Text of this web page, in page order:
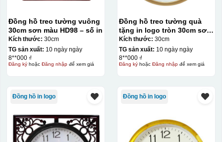
Đồng hồ treo tường vuông
30cm sơn màu HD98 – số in
Kích thước: 30cm
TG sản xuất: 10 ngày ngày
8**000 ₫
Đăng kýhoặc Đăng nhậpđể xem giá
Đồng hồ treo tường quà
tặng in logo tròn 30cm sơn
nhũ đồng số dán KQ-DH11
Kích thước: 30cm
TG sản xuất: 10 ngày ngày
8**000 ₫
Đăng kýhoặc Đăng nhậpđể xem giá
Đồng hồ in logo Đồng hồ in logo